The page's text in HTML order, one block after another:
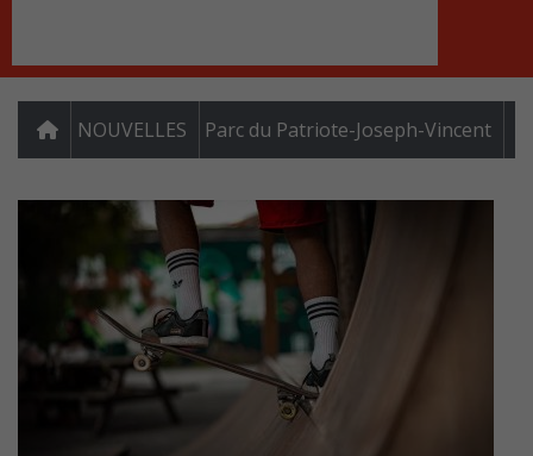
NOUVELLES Parc du Patriote-Joseph-Vincent